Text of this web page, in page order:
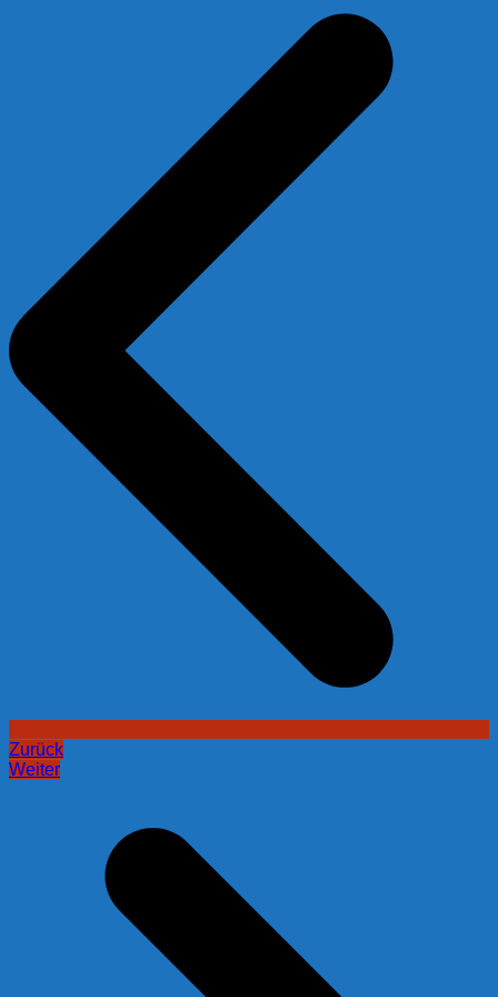
Zurück
Weiter